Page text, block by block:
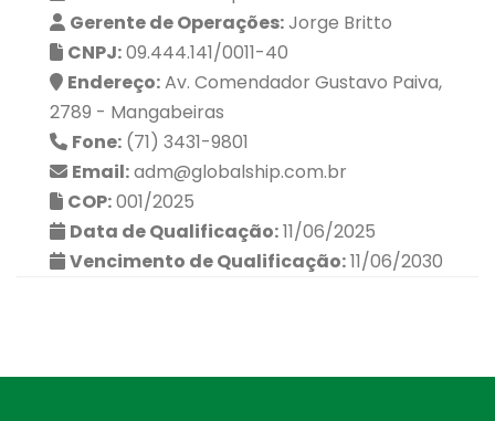
Gerente de Operações:Jorge Britto
CNPJ:09.444.141/0011-40
Endereço:Av. Comendador Gustavo Paiva,
2789 - Mangabeiras
Fone: (71) 3431-9801
Email:adm@globalship.com.br
COP:001/2025
Data de Qualificação:11/06/2025
Vencimento de Qualificação:11/06/2030